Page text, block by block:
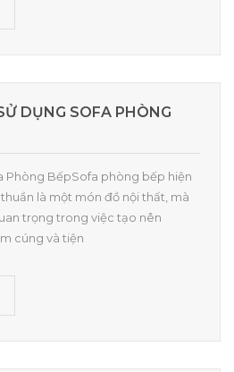
DỤNG SOFA PHÒNG
Phòng BếpSofa phòng bếp hiện
là một món đồ nội thất, mà
trọng trong việc tạo nên
cúng và tiện